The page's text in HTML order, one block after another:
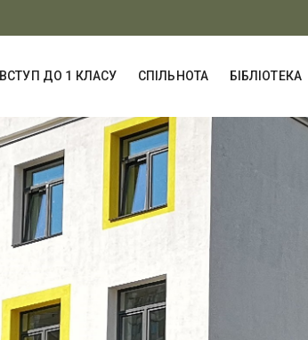
ВСТУП ДО 1 КЛАСУ СПІЛЬНОТА БІБЛІОТЕКА